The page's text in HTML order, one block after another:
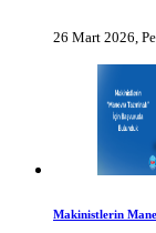
26 Mart 2026,
Makinistlerin